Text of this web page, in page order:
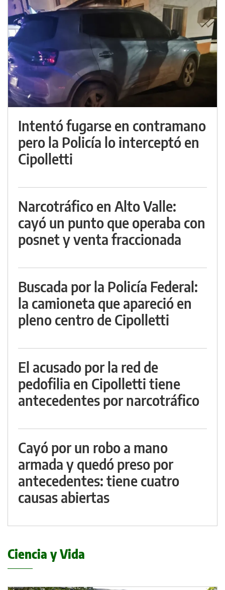
Intentó fugarse en contramano
pero la Policía lo interceptó en
Cipolletti
Narcotráfico en Alto Valle:
cayó un punto que operaba con
posnet y venta fraccionada
Buscada por la Policía Federal:
la camioneta que apareció en
pleno centro de Cipolletti
El acusado por la red de
pedofilia en Cipolletti tiene
antecedentes por narcotráfico
Cayó por un robo a mano
armada y quedó preso por
antecedentes: tiene cuatro
causas abiertas
Ciencia y Vida